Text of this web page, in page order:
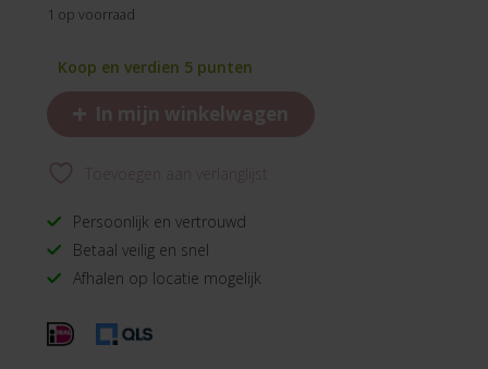
1 op voorraad
Koop en verdien 5 punten
+ In mijn winkelwagen
Persoonlijk en vertrouwd
Betaal veilig en snel
Afhalen op locatie mogelijk